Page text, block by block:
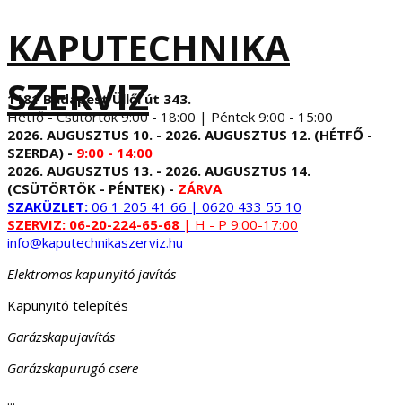
KAPUTECHNIKA
SZERVIZ
1181 Budapest Üllői út 343.
Hétfő - Csütörtök 9:00 - 18:00 | Péntek 9:00 - 15:00
2026. AUGUSZTUS 10. - 2026. AUGUSZTUS 12. (HÉTFŐ -
SZERDA) - 9:00 - 14:00
2026. AUGUSZTUS 13. - 2026. AUGUSZTUS 14.
(CSÜTÖRTÖK - PÉNTEK) - ZÁRVA
SZAKÜZLET: 06 1 205 41 66 | 0620 433 55 10
SZERVIZ: 06-20-224-65-68 | H - P 9:00-17:00
info@kaputechnikaszerviz.hu
Elektromos kapunyitó javítás
Kapunyitó telepítés
Garázskapujavítás
Garázskapurugó csere
...